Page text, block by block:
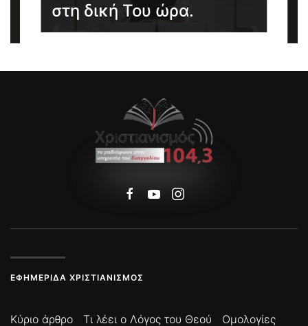
στη δική Του ώρα.
ΕΦΗΜΕΡΊΔΑ ΧΡΙΣΤΙΑΝΙΣΜΌΣ
Κύριο άρθρο Τι λέει ο Λόγος του Θεού
Ομολογίες